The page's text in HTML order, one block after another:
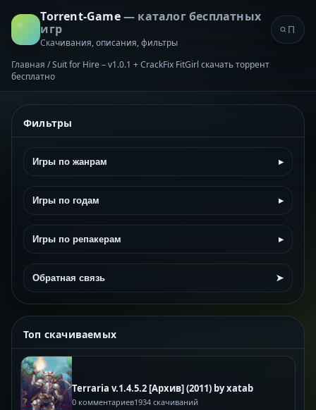
Torrent-Game— каталог бесплатных
игр
Скачивания, описания, фильтры
Главная /Suit for Hire – v1.0.1 + CrackFix FitGirl скачать торрент
бесплатно
Фильтры
Игры по жанрам ▸
Игры по годам ▸
Игры по репакерам ▸
Обратная связь ➤
Топ скачиваемых
Terraria v.1.4.5.2 [Архив] (2011) by xatab
0 комментариев1934 скачиваний